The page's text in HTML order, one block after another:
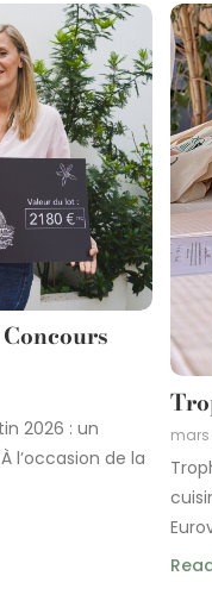
2026 : un
l’occasion de la
mars